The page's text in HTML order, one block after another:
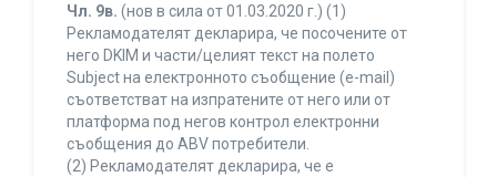
Чл. 9в. (нов в сила от 01.03.2020 г.) (1)
Рекламодателят декларира, че посочените от
него DKIM и части/целият текст на полето
Subject на електронното съобщение (e-mail)
съответстват на изпратените от него или от
платформа под негов контрол електронни
съобщения до ABV потребители.
(2) Рекламодателят декларира, че е